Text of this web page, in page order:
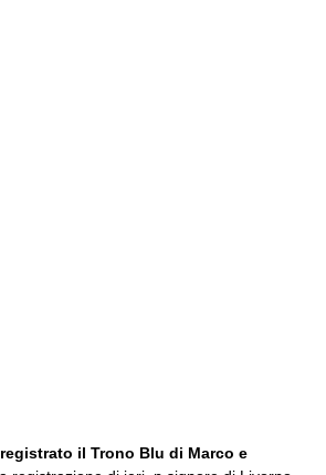
registrato il Trono Blu di Marco e